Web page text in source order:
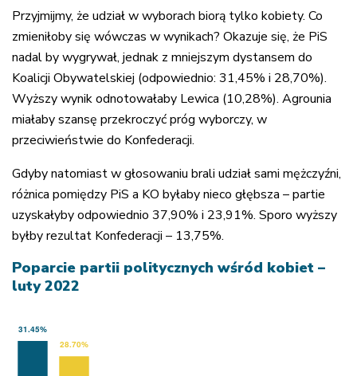
Przyjmijmy, że udział w wyborach biorą tylko kobiety. Co
zmieniłoby się wówczas w wynikach? Okazuje się, że PiS
nadal by wygrywał, jednak z mniejszym dystansem do
Koalicji Obywatelskiej (odpowiednio: 31,45% i 28,70%).
Wyższy wynik odnotowałaby Lewica (10,28%). Agrounia
miałaby szansę przekroczyć próg wyborczy, w
przeciwieństwie do Konfederacji.
Gdyby natomiast w głosowaniu brali udział sami mężczyźni,
różnica pomiędzy PiS a KO byłaby nieco głębsza – partie
uzyskałyby odpowiednio 37,90% i 23,91%. Sporo wyższy
byłby rezultat Konfederacji – 13,75%.
Poparcie partii politycznych wśród kobiet –
luty 2022